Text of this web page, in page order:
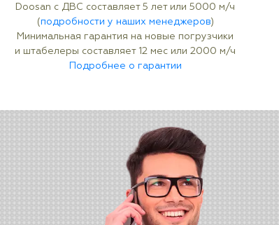
Doosan с ДВС составляет 5 лет или 5000 м/ч
(подробности у наших менеджеров)
Минимальная гарантия на новые погрузчики
и штабелеры составляет 12 мес или 2000 м/ч
Подробнее о гарантии